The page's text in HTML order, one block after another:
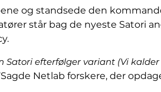
og standsede den
står bag de nyeste Satori
Satori efterfølger variant (Vi
Netlab forskere, der